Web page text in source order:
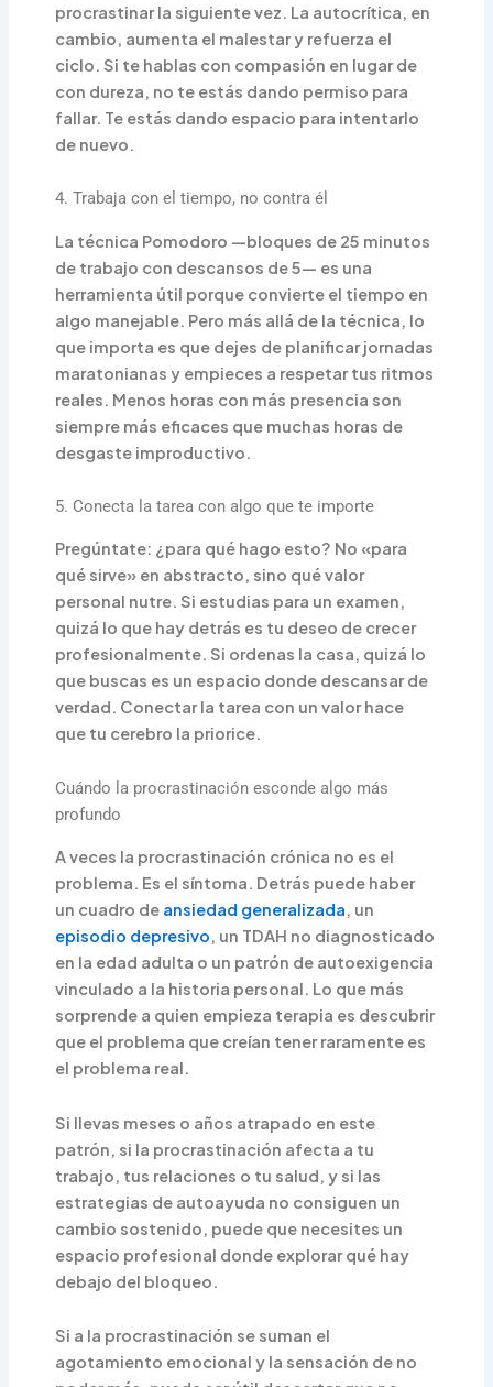
procrastinar la siguiente vez. La autocrítica, en
cambio, aumenta el malestar y refuerza el
ciclo. Si te hablas con compasión en lugar de
con dureza, no te estás dando permiso para
fallar. Te estás dando espacio para intentarlo
de nuevo.
4. Trabaja con el tiempo, no contra él
La técnica Pomodoro —bloques de 25 minutos
de trabajo con descansos de 5— es una
herramienta útil porque convierte el tiempo en
algo manejable. Pero más allá de la técnica, lo
que importa es que dejes de planificar jornadas
maratonianas y empieces a respetar tus ritmos
reales. Menos horas con más presencia son
siempre más eficaces que muchas horas de
desgaste improductivo.
5. Conecta la tarea con algo que te importe
Pregúntate: ¿para qué hago esto? No «para
qué sirve» en abstracto, sino qué valor
personal nutre. Si estudias para un examen,
quizá lo que hay detrás es tu deseo de crecer
profesionalmente. Si ordenas la casa, quizá lo
que buscas es un espacio donde descansar de
verdad. Conectar la tarea con un valor hace
que tu cerebro la priorice.
Cuándo la procrastinación esconde algo más
profundo
A veces la procrastinación crónica no es el
problema. Es el síntoma. Detrás puede haber
un cuadro de ansiedad generalizada, un
episodio depresivo, un TDAH no diagnosticado
en la edad adulta o un patrón de autoexigencia
vinculado a la historia personal. Lo que más
sorprende a quien empieza terapia es descubrir
que el problema que creían tener raramente es
el problema real.
Si llevas meses o años atrapado en este
patrón, si la procrastinación afecta a tu
trabajo, tus relaciones o tu salud, y si las
estrategias de autoayuda no consiguen un
cambio sostenido, puede que necesites un
espacio profesional donde explorar qué hay
debajo del bloqueo.
Si a la procrastinación se suman el
agotamiento emocional y la sensación de no